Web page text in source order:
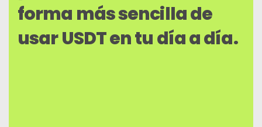
forma más sencilla de
usar USDT en tu día a día.